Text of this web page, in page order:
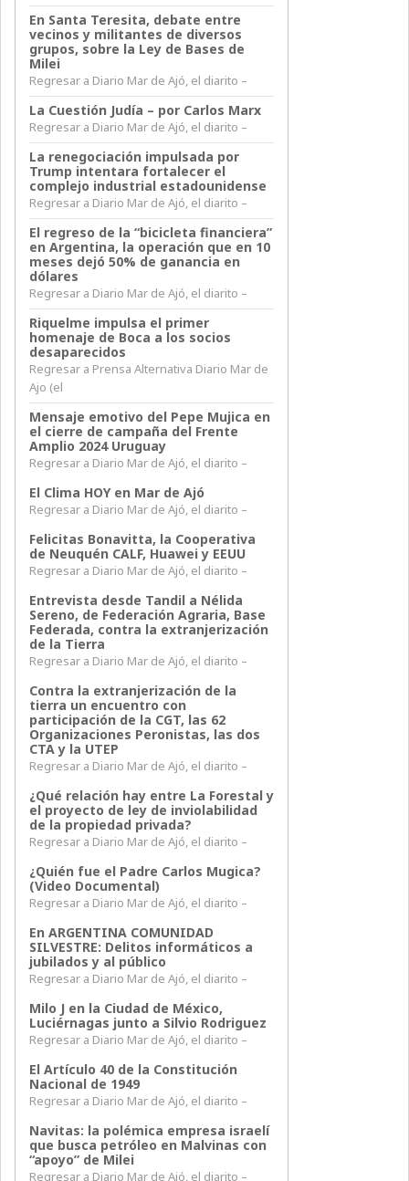
En Santa Teresita, debate entre
vecinos y militantes de diversos
grupos, sobre la Ley de Bases de
Milei
Regresar a Diario Mar de Ajó, el diarito –
La Cuestión Judía – por Carlos Marx
Regresar a Diario Mar de Ajó, el diarito –
La renegociación impulsada por
Trump intentara fortalecer el
complejo industrial estadounidense
Regresar a Diario Mar de Ajó, el diarito –
El regreso de la “bicicleta financiera”
en Argentina, la operación que en 10
meses dejó 50% de ganancia en
dólares
Regresar a Diario Mar de Ajó, el diarito –
Riquelme impulsa el primer
homenaje de Boca a los socios
desaparecidos
Regresar a Prensa Alternativa Diario Mar de
Ajo (el
Mensaje emotivo del Pepe Mujica en
el cierre de campaña del Frente
Amplio 2024 Uruguay
Regresar a Diario Mar de Ajó, el diarito –
El Clima HOY en Mar de Ajó
Regresar a Diario Mar de Ajó, el diarito –
Felicitas Bonavitta, la Cooperativa
de Neuquén CALF, Huawei y EEUU
Regresar a Diario Mar de Ajó, el diarito –
Entrevista desde Tandil a Nélida
Sereno, de Federación Agraria, Base
Federada, contra la extranjerización
de la Tierra
Regresar a Diario Mar de Ajó, el diarito –
Contra la extranjerización de la
tierra un encuentro con
participación de la CGT, las 62
Organizaciones Peronistas, las dos
CTA y la UTEP
Regresar a Diario Mar de Ajó, el diarito –
¿Qué relación hay entre La Forestal y
el proyecto de ley de inviolabilidad
de la propiedad privada?
Regresar a Diario Mar de Ajó, el diarito –
¿Quién fue el Padre Carlos Mugica?
(Video Documental)
Regresar a Diario Mar de Ajó, el diarito –
En ARGENTINA COMUNIDAD
SILVESTRE: Delitos informáticos a
jubilados y al público
Regresar a Diario Mar de Ajó, el diarito –
Milo J en la Ciudad de México,
Luciérnagas junto a Silvio Rodriguez
Regresar a Diario Mar de Ajó, el diarito –
El Artículo 40 de la Constitución
Nacional de 1949
Regresar a Diario Mar de Ajó, el diarito –
Navitas: la polémica empresa israelí
que busca petróleo en Malvinas con
“apoyo” de Milei
Regresar a Diario Mar de Ajó, el diarito –